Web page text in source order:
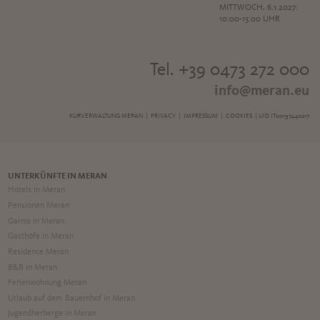
MITTWOCH, 6.1.2027:
10:00-13:00 UHR
Tel. +39 0473 272 000
info@meran.eu
KURVERWALTUNG MERAN | PRIVACY| IMPRESSUM COOKIES | UID IT00197440217
UNTERKÜNFTE IN MERAN
Hotels in Meran
Pensionen Meran
Garnis in Meran
Gasthöfe in Meran
Residence Meran
B&B in Meran
Ferienwohnung Meran
Urlaub auf dem Bauernhof in Meran
Jugendherberge in Meran